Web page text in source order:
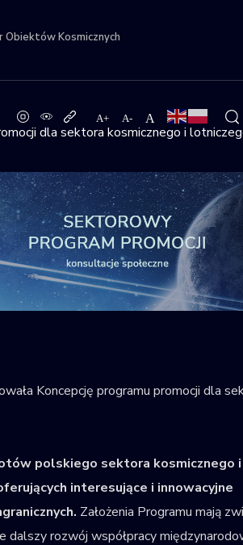
Obiektów Kosmicznych
dla sektora kosmicznego i
Koncepcję programu promocji dla
polskiego sektora kosmicznego i
interesujące i innowacyjne
Założenia Programu mają
dalszy rozwój współpracy